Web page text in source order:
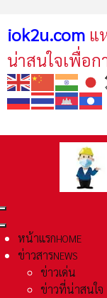
iok2u.com แ
น่าสนใจเพื่อก
หน้าแรกHOME
ข่าวสารNEWS
ข่าวเด่น
ข่าวที่น่าสนใจ